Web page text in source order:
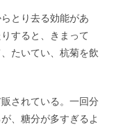
とり去る効能があ
すると、きまって
たいてい、杭菊を飲
されている。一回分
、糖分が多すぎるよ